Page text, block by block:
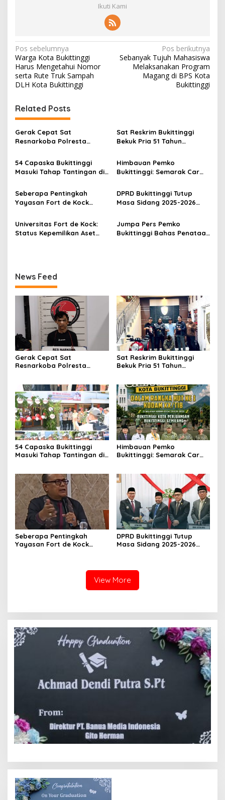
Ikuti Kami
N
a
v
i
g
a
s
i
p
o
s
Pos sebelumnya
Warga Kota Bukittinggi
Harus Mengetahui Nomor
serta Rute Truk Sampah
DLH Kota Bukittinggi
Pos berikutnya
Sebanyak Tujuh Mahasiswa
Melaksanakan Program
Magang di BPS Kota
Bukittinggi
Related Posts
Gerak Cepat Sat
Resnarkoba Polresta
Sabu Berhasil Diamankan
Sat Reskrim Bukittinggi
Bekuk Pria 51 Tahun
Scoopy
54 Capaska Bukittinggi
Masuki Tahap Tantingan di
Himbauan Pemko
Bukittinggi: Semarak Car
HUT ke I Komando Daerah
Militer (KODAM) XX/Tuanku
Imam Bonjol
Seberapa Pentingkah
Yayasan Fort de Kock
Perekonomian Masyarakat
Jam Gadang?
DPRD Bukittinggi Tutup
Masa Sidang 2025-2026
2026-2027, Wako Ramlan
Beri Apresiasi
Universitas Fort de Kock:
Status Kepemilikan Aset
Jumpa Pers Pemko
Bukittinggi Bahas Penataan
News Feed
Gerak Cepat Sat
Resnarkoba Polresta
Sat Reskrim Bukittinggi
Bekuk Pria 51 Tahun
54 Capaska Bukittinggi
Masuki Tahap Tantingan di
Himbauan Pemko
Bukittinggi: Semarak Car
Militer (KODAM) XX/Tuanku
Imam Bonjol
Seberapa Pentingkah
Yayasan Fort de Kock
DPRD Bukittinggi Tutup
Masa Sidang 2025-2026
View More